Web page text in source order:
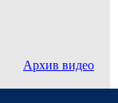
Архив видео